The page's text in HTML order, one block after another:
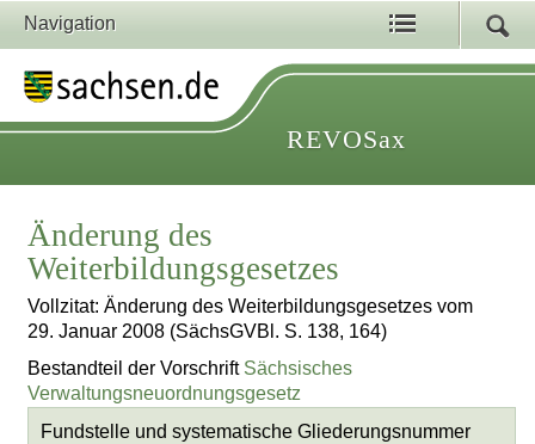
Navigation
REVOSax
Änderung des
Weiterbildungsgesetzes
Vollzitat: Änderung des Weiterbildungsgesetzes vom
29. Januar 2008 (SächsGVBl. S. 138, 164)
Bestandteil der Vorschrift Sächsisches
Verwaltungsneuordnungsgesetz
Fundstelle und systematische Gliederungsnummer